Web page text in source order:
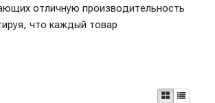
отличную производительность
что каждый товар